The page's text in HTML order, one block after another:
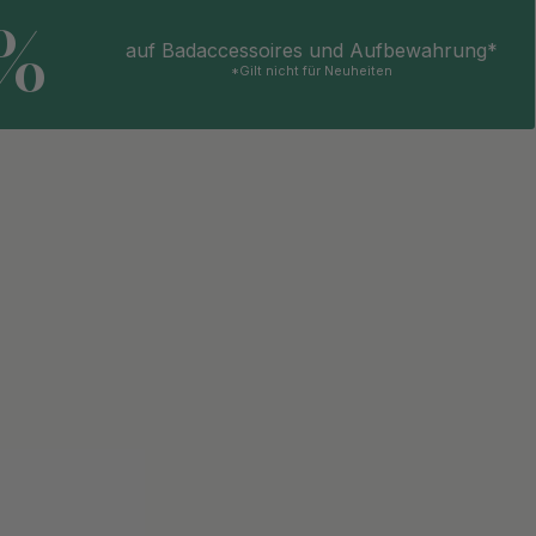
auf Badaccessoires und Aufbewahrung*
*Gilt nicht für Neuheiten